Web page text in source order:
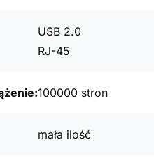
USB 2.0
RJ-45
100000 stron
mała ilość